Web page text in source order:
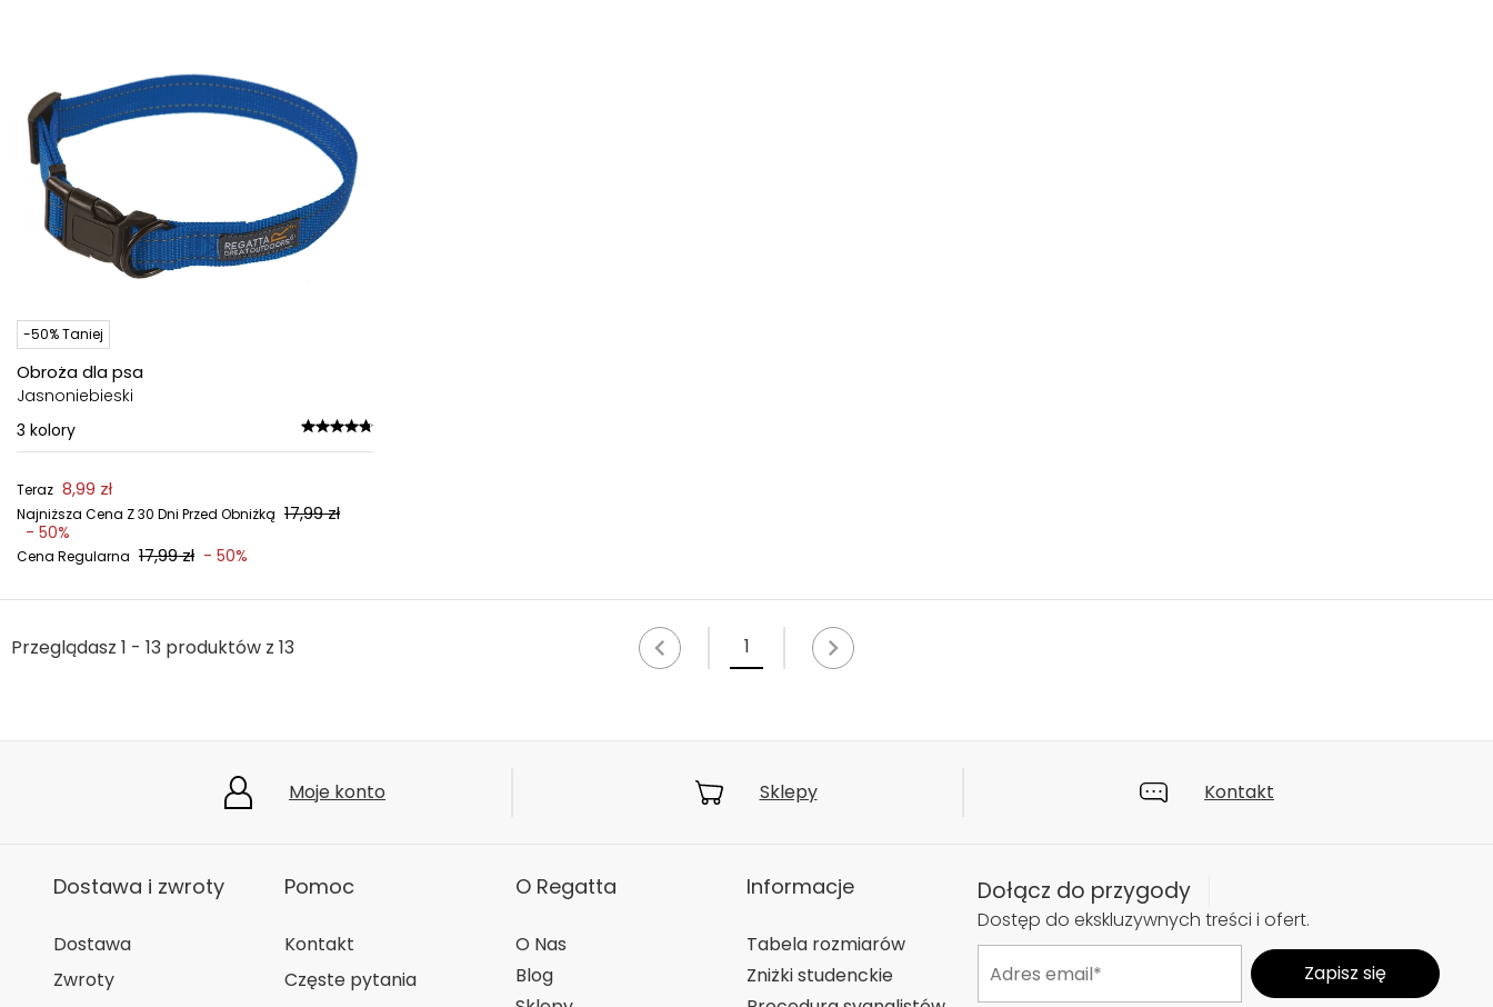
-50% Taniej
Obroża dla psa
Jasnoniebieski
3 kolory
Teraz 8,99 zł
Najniższa Cena Z 30 Dni Przed Obniżką 17,99 zł
- 50%
Cena Regularna 17,99 zł - 50%
Przeglądasz 1 - 13 produktów z 13 1
Moje konto Sklepy Kontakt
Dostawa i zwroty
Dostawa
Zwroty
Pomoc
Kontakt
Częste pytania
O Regatta
O Nas
Blog
Informacje
Tabela rozmiarów
Zniżki studenckie
Dołącz do przygody
Dostęp do ekskluzywnych treści i ofert.